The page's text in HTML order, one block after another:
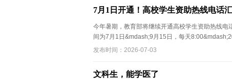
7月1日开通！高校学生资助热线电话
今年暑期，教育部将继续开通高校学生资助热线
间为7月1日&mdash;9月15日，每天
发布时间：2026-07-03
文科生，能学医了